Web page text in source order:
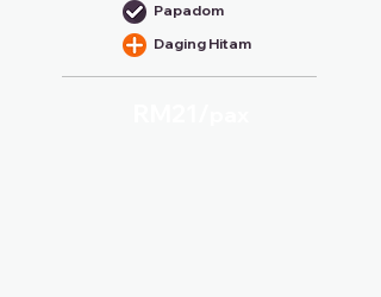
Papadom
Daging Hitam